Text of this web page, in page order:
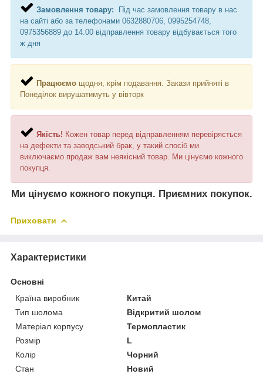
Замовлення товару:
Під час замовлення товару в нас
на сайті або за телефонами 0632880706, 0995254748,
0975356889 до 14.00 відправлення товару відбувається того
ж дня
Працюємо щодня, крім подавання. Закази прийняті в
Понеділок вирушатимуть у вівторк
Якість! Кожен товар перед відправленням перевіряється
на дефекти та заводський брак, у такий спосіб ми
виключаємо продаж вам неякісний товар. Ми цінуємо кожного
покупця.
Ми цінуємо кожного покупця. Приємних покупок.
Приховати
Характеристики
Основні
Країна виробник
Китай
Тип шолома
Відкритий шолом
Матеріал корпусу
Термопластик
Розмір
L
Колір
Чорний
Стан
Новий